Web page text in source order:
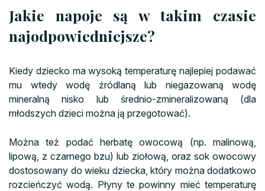
Jakie napoje są w takim czasie
najodpowiedniejsze?
Kiedy dziecko ma wysoką temperaturę najlepiej podawać
mu wtedy wodę źródlaną lub niegazowaną wodę
mineralną nisko lub średnio-zmineralizowaną (dla
młodszych dzieci można ją przegotować).
Można też podać herbatę owocową (np. malinową,
lipową, z czarnego bzu) lub ziołową, oraz sok owocowy
dostosowany do wieku dziecka, który można dodatkowo
rozcieńczyć wodą. Płyny te powinny mieć temperaturę